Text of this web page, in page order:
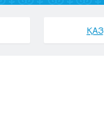
Актобе
ҚАЗ